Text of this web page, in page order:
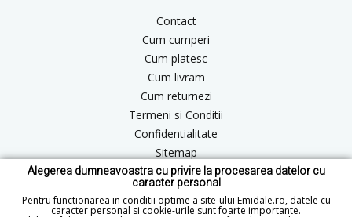
Alegerea dumneavoastra cu privire la procesarea datelor cu
caracter personal
Pentru functionarea in conditii optime a site-ului Emidale.ro, datele cu
caracter personal si cookie-urile sunt foarte importante.
Contact
Cum cumperi
Cum platesc
Cum livram
Cum returnezi
Termeni si Conditii
Confidentialitate
Sitemap
Blog
ANPC